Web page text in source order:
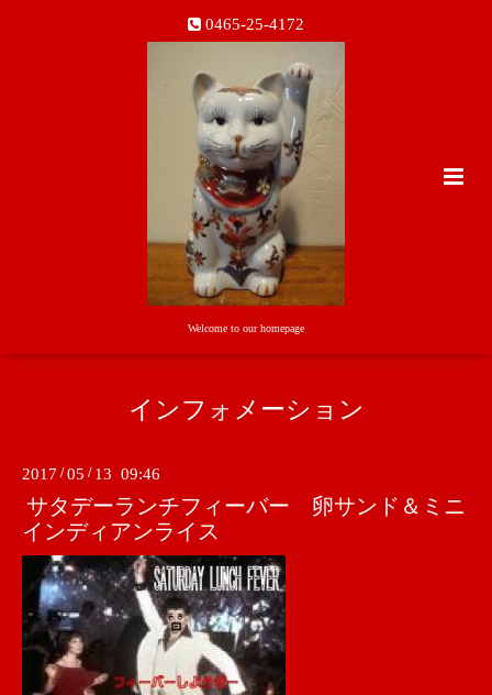
0465-25-4172
Welcome to our homepage
インフォメーション
2017 /05 / 13 09:46
サタデーランチフィーバー 卵サンド＆ミニ
インディアンライス